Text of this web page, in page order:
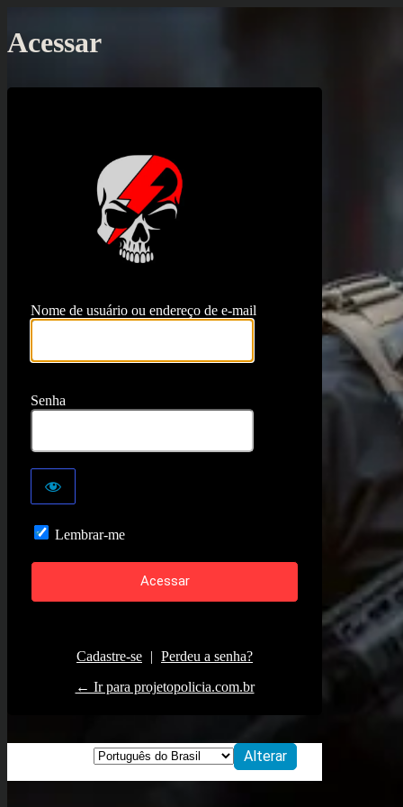
Acessar
Nome de usuário ou endereço de e-mail
Senha
Lembrar-me
Cadastre-se | Perdeu a senha?
← Ir para projetopolicia.com.br